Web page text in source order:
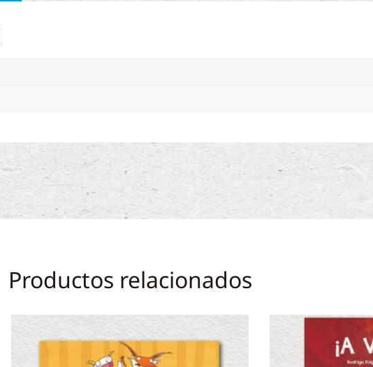
Productos relacionados